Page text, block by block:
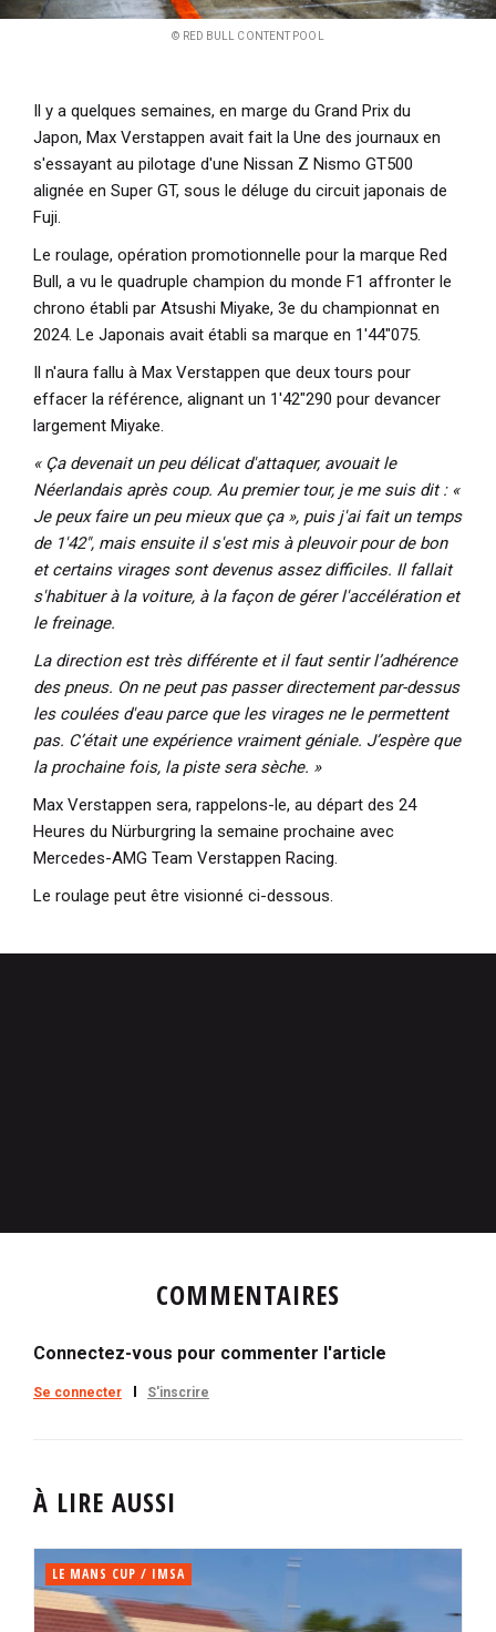
© RED BULL CONTENT POOL
Il y a quelques semaines, en marge du Grand Prix du
Japon, Max Verstappen avait fait la Une des journaux en
s'essayant au pilotage d'une Nissan Z Nismo GT500
alignée en Super GT, sous le déluge du circuit japonais de
Fuji.
Le roulage, opération promotionnelle pour la marque Red
Bull, a vu le quadruple champion du monde F1 affronter le
chrono établi par Atsushi Miyake, 3e du championnat en
2024. Le Japonais avait établi sa marque en 1'44"075.
Il n'aura fallu à Max Verstappen que deux tours pour
effacer la référence, alignant un 1'42"290 pour devancer
largement Miyake.
« Ça devenait un peu délicat d'attaquer, avouait le
Néerlandais après coup. Au premier tour, je me suis dit : «
Je peux faire un peu mieux que ça », puis j'ai fait un temps
de 1'42", mais ensuite il s'est mis à pleuvoir pour de bon
et certains virages sont devenus assez difficiles. Il fallait
s'habituer à la voiture, à la façon de gérer l'accélération et
le freinage.
La direction est très différente et il faut sentir l’adhérence
des pneus. On ne peut pas passer directement par-dessus
les coulées d'eau parce que les virages ne le permettent
pas. C’était une expérience vraiment géniale. J’espère que
la prochaine fois, la piste sera sèche. »
Max Verstappen sera, rappelons-le, au départ des 24
Heures du Nürburgring la semaine prochaine avec
Mercedes-AMG Team Verstappen Racing.
Le roulage peut être visionné ci-dessous.
COMMENTAIRES
Connectez-vous pour commenter l'article
Se connecter S'inscrire
À LIRE AUSSI
LE MANS CUP / IMSA